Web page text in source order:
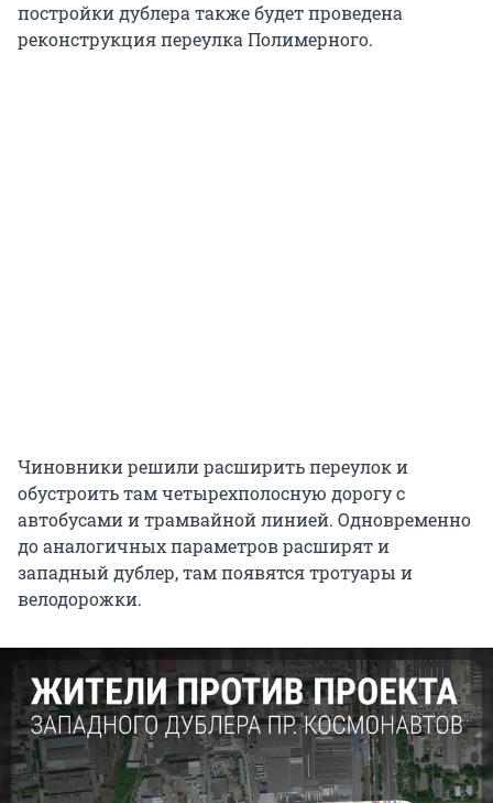
постройки дублера также будет проведена
реконструкция переулка Полимерного.
Чиновники решили расширить переулок и
обустроить там четырехполосную дорогу с
автобусами и трамвайной линией. Одновременно
до аналогичных параметров расширят и
западный дублер, там появятся тротуары и
велодорожки.